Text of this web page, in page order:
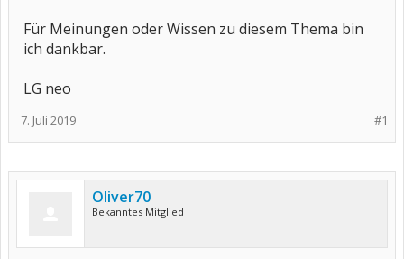
Für Meinungen oder Wissen zu diesem Thema bin
ich dankbar.
LG neo
#1
7. Juli 2019
Oliver70
Bekanntes Mitglied